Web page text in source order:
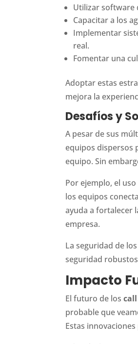
Utilizar software
Capacitar a los
Implementar
real.
Fomentar una
Adoptar estas
mejora la
Desafíos y
A pesar de sus
equipos dispersos
equipo. Sin
Por ejemplo, el
los equipos
ayuda a fortalecer
empresa.
La seguridad de
seguridad
Impacto
El futuro de los
probable que
Estas